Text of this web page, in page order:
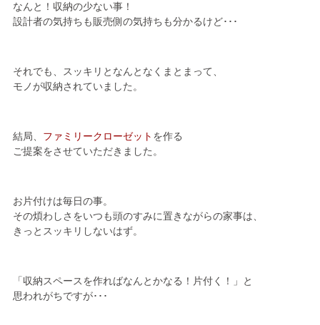
なんと！収納の少ない事！
設計者の気持ちも販売側の気持ちも分かるけど･･･
それでも、スッキリとなんとなくまとまって、
モノが収納されていました。
結局、 ファミリークローゼット を作る
ご提案をさせていただきました。
お片付けは毎日の事。
その煩わしさをいつも頭のすみに置きながらの家事は、
きっとスッキリしないはず。
「収納スペースを作ればなんとかなる！片付く！」と
思われがちですが･･･